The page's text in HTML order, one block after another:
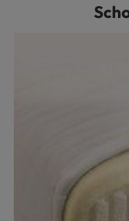
Produktgalerie